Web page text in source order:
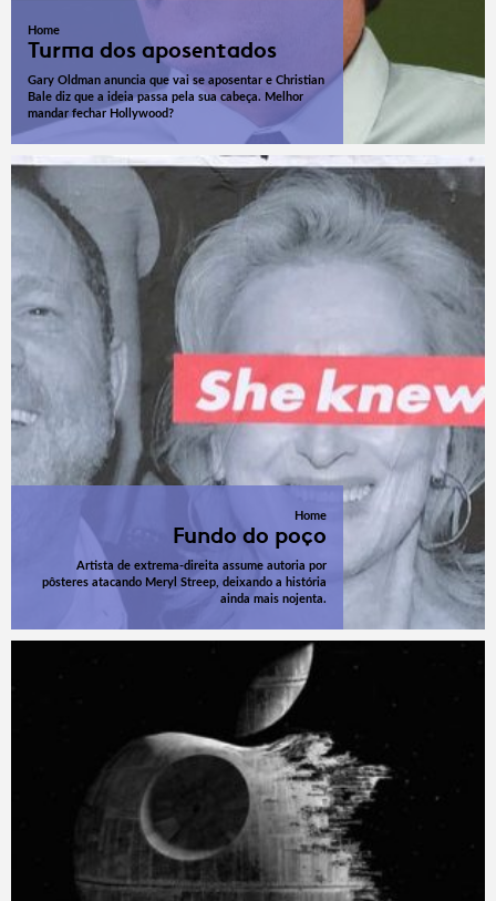
Home
Turma dos aposentados
Gary Oldman anuncia que vai se aposentar e Christian
Bale diz que a ideia passa pela sua cabeça. Melhor
mandar fechar Hollywood?
Home
Fundo do poço
Artista de extrema-direita assume autoria por
pôsteres atacando Meryl Streep, deixando a história
ainda mais nojenta.